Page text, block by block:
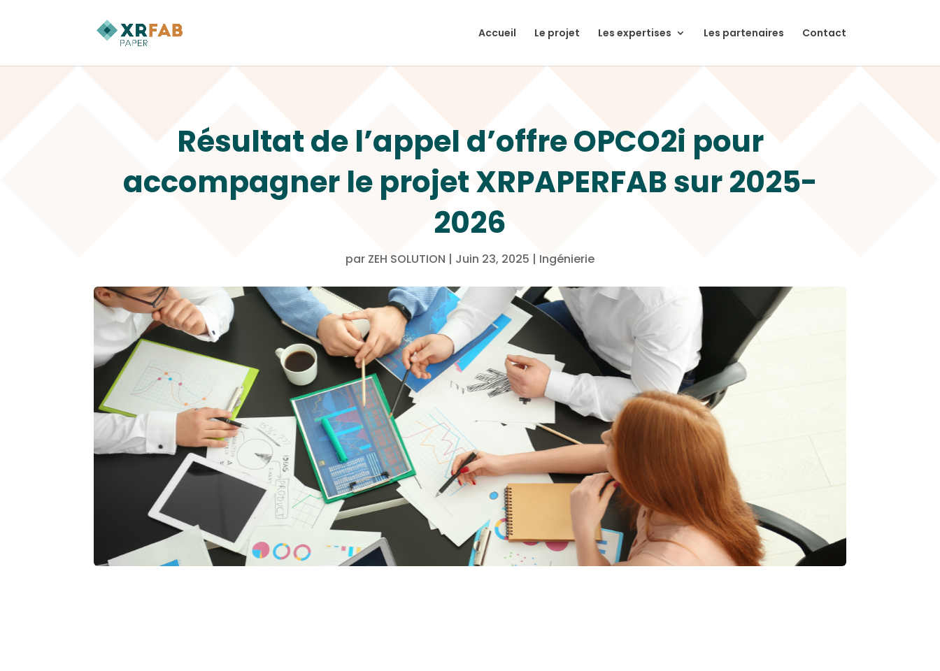
Accueil Le projet Les expertises Les partenaires Contact
Résultat de l’appel d’offre OPCO2i pour
accompagner le projet XRPAPERFAB sur 2025-
2026
par ZEH SOLUTION | Juin 23, 2025 | Ingénierie